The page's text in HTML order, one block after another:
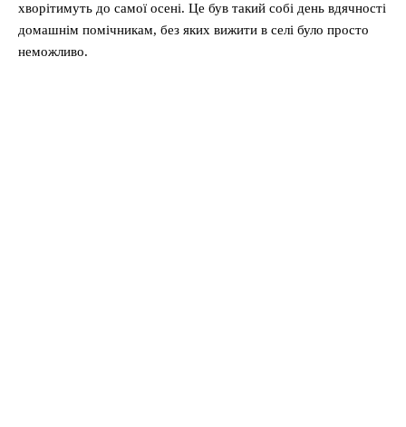
хворітимуть до самої осені. Це був такий собі день вдячності
домашнім помічникам, без яких вижити в селі було просто
неможливо.